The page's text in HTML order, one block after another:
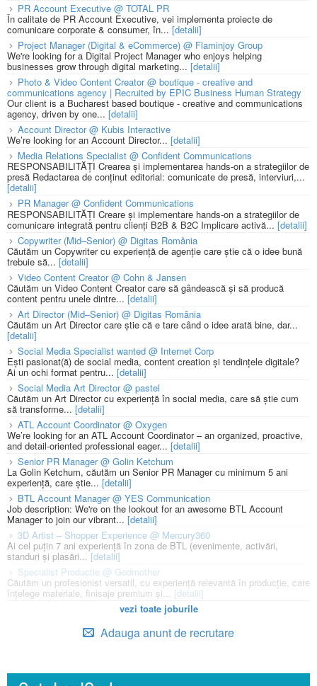
PR Account Executive @ TOTAL PR
În calitate de PR Account Executive, vei implementa proiecte de
comunicare corporate & consumer, în... [detalii]
Project Manager (Digital & eCommerce) @ Flaminjoy Group
We're looking for a Digital Project Manager who enjoys helping
businesses grow through digital marketing... [detalii]
Photo & Video Content Creator @ boutique - creative and
communications agency | Recruited by EPIC Business Human Strategy
Our client is a Bucharest based boutique - creative and communications
agency, driven by one... [detalii]
Account Director @ Kubis Interactive
We’re looking for an Account Director... [detalii]
Media Relations Specialist @ Confident Communications
RESPONSABILITĂȚI Crearea și implementarea hands-on a strategiilor de
presă Redactarea de conținut editorial: comunicate de presă, interviuri,...
[detalii]
PR Manager @ Confident Communications
RESPONSABILITĂȚI Creare și implementare hands-on a strategiilor de
comunicare integrată pentru clienți B2B & B2C Implicare activă... [detalii]
Copywriter (Mid–Senior) @ Digitas România
Căutăm un Copywriter cu experiență de agenție care știe că o idee bună
trebuie să... [detalii]
Video Content Creator @ Cohn & Jansen
Căutăm un Video Content Creator care să gândească și să producă
content pentru unele dintre... [detalii]
Art Director (Mid–Senior) @ Digitas România
Căutăm un Art Director care știe că e tare când o idee arată bine, dar...
[detalii]
Social Media Specialist wanted @ Internet Corp
Ești pasionat(ă) de social media, content creation și tendințele digitale?
Ai un ochi format pentru... [detalii]
Social Media Art Director @ pastel
Căutăm un Art Director cu experiență în social media, care să știe cum
să transforme... [detalii]
ATL Account Coordinator @ Oxygen
We’re looking for an ATL Account Coordinator – an organized, proactive,
and detail-oriented professional eager... [detalii]
Senior PR Manager @ Golin Ketchum
La Golin Ketchum, căutăm un Senior PR Manager cu minimum 5 ani
experiență, care știe... [detalii]
BTL Account Manager @ YES Communication
Job description: We're on the lookout for an awesome BTL Account
Manager to join our vibrant... [detalii]
3D Artist – Shopper Experience @ Mercury360
Ai cel puțin 7 ani experiență în zona de BTL (evenimente, activări,
standuri și plasări... [detalii]
Specialist Productie @ Godmother
Căutăm un profesionist versatil, cu experiență relevantă în producție, care
înțelege materiale, finisaje premium și... [detalii]
vezi toate joburile
Adauga anunt de recrutare